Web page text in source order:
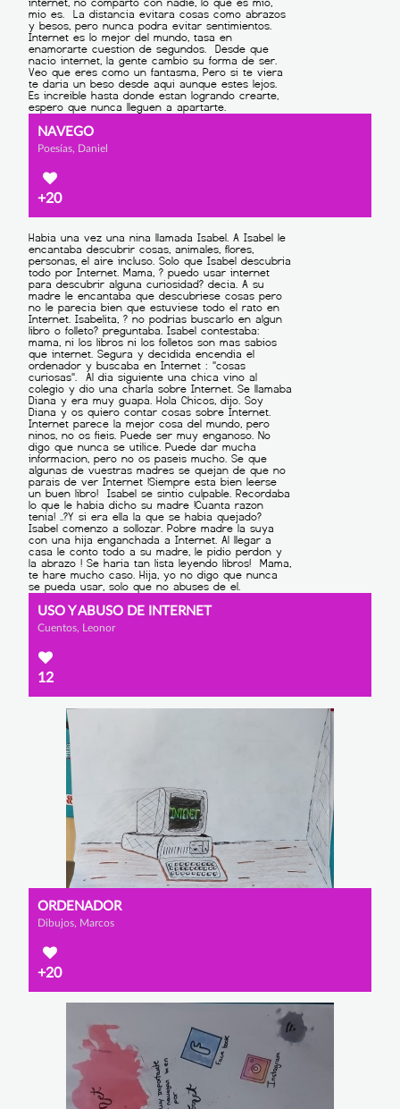
NAVEGO
Poesías, Daniel
+20
USO Y ABUSO DE INTERNET
Cuentos, Leonor
12
ORDENADOR
Dibujos, Marcos
+20